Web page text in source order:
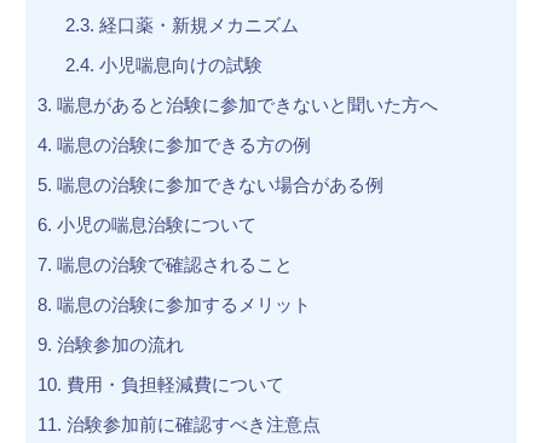
2.3. 経口薬・新規メカニズム
2.4. 小児喘息向けの試験
3. 喘息があると治験に参加できないと聞いた方へ
4. 喘息の治験に参加できる方の例
5. 喘息の治験に参加できない場合がある例
6. 小児の喘息治験について
7. 喘息の治験で確認されること
8. 喘息の治験に参加するメリット
9. 治験参加の流れ
10. 費用・負担軽減費について
11. 治験参加前に確認すべき注意点